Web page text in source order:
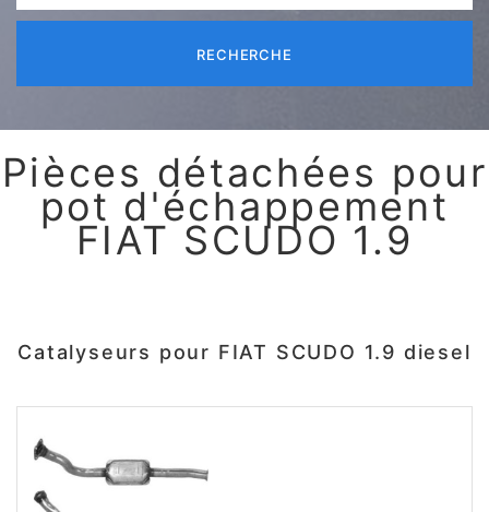
RECHERCHE
Pièces détachées pour
pot d'échappement
FIAT SCUDO 1.9
Catalyseurs pour FIAT SCUDO 1.9 diesel